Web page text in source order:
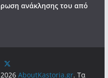
ανάκλησης του από
2026AboutKastoria.gr. Τα